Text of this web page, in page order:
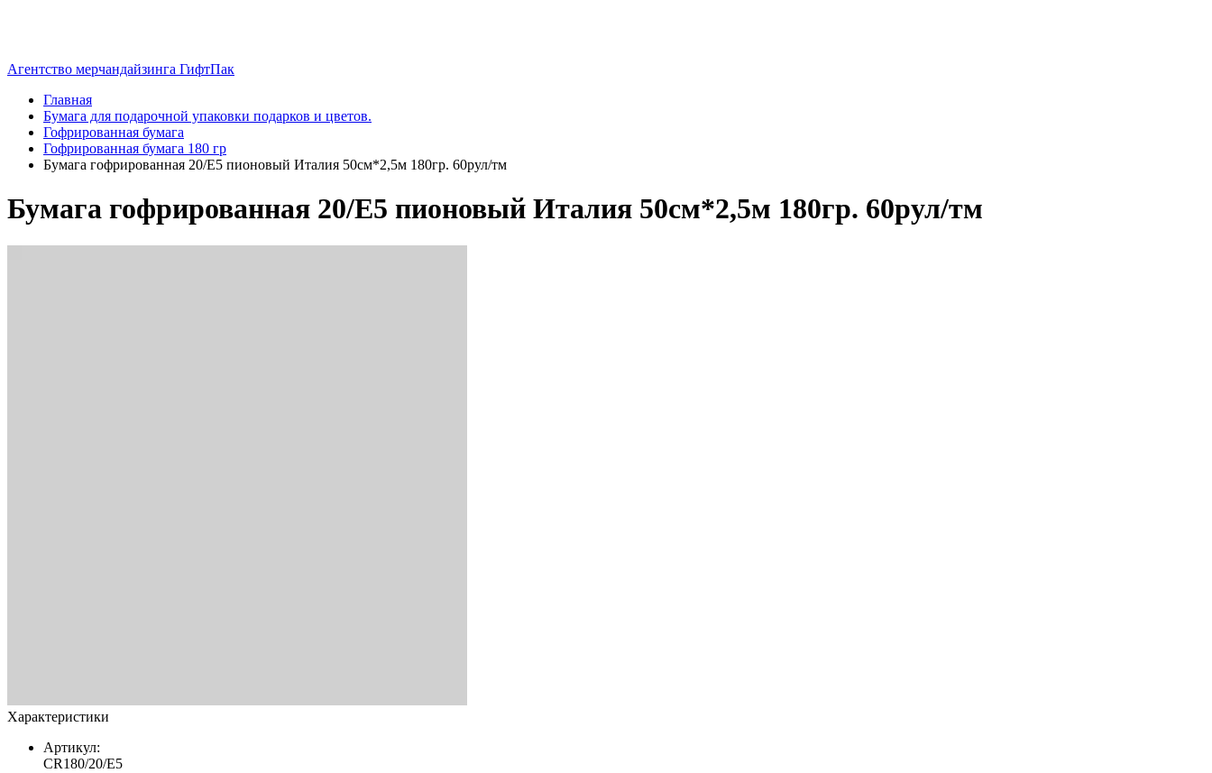
Агентство мерчандайзинга ГифтПак
Главная
Бумага для подарочной упаковки подарков и цветов.
Гофрированная бумага
Гофрированная бумага 180 гр
Бумага гофрированная 20/E5 пионовый Италия 50см*2,5м 180гр. 60рул/тм
Бумага гофрированная 20/E5 пионовый Италия 50см*2,5м 180гр. 60рул/тм
Характеристики
Артикул:
CR180/20/E5